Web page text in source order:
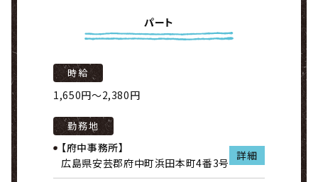
パート
時給
1,650円～2,380円
勤務地
【府中事務所】
広島県安芸郡府中町浜田本町4番3号
詳細